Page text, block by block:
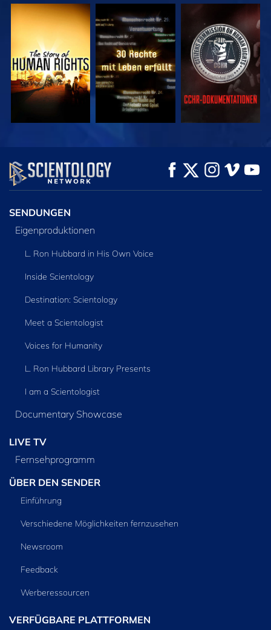
ANSEHEN ANSEHEN ANSEHEN
ANSEHEN
SERIE
ENTDECKEN
SENDUNGEN
Eigenproduktionen
L. Ron Hubbard in His Own Voice
Inside Scientology
Destination: Scientology
Meet a Scientologist
Voices for Humanity
L. Ron Hubbard Library Presents
I am a Scientologist
Documentary Showcase
LIVE TV
Fernsehprogramm
ÜBER DEN SENDER
Einführung
Verschiedene Möglichkeiten fernzusehen
Newsroom
Feedback
Werberessourcen
VERFÜGBARE PLATTFORMEN